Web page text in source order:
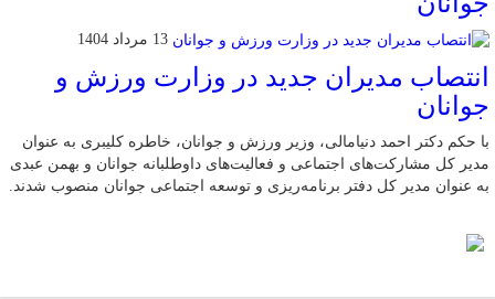
13 مرداد 1404
انتصاب مدیران جدید در وزارت ورزش و
جوانان
با حکم دکتر احمد دنیامالی، وزیر ورزش و جوانان، خاطره کلیبری به عنوان
مدیر کل مشارکت‌های اجتماعی و فعالیت‌های داوطلبانه جوانان و بهمن عبدی
به عنوان مدیر کل دفتر برنامه‌ریزی و توسعه اجتماعی جوانان منصوب شدند.